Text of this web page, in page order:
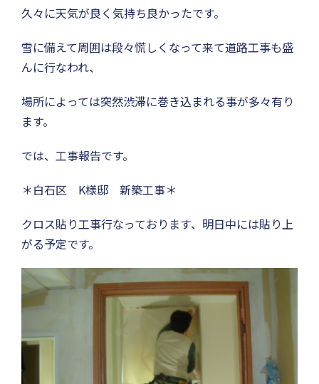
久々に天気が良く気持ち良かったです。
雪に備えて周囲は段々慌しくなって来て道路工事も盛
んに行なわれ、
場所によっては突然渋滞に巻き込まれる事が多々有り
ます。
では、工事報告です。
＊白石区 K様邸 新築工事＊
クロス貼り工事行なっております、明日中には貼り上
がる予定です。